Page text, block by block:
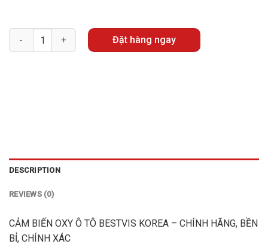
Đặt hàng ngay
DESCRIPTION
REVIEWS (0)
CẢM BIẾN OXY Ô TÔ BESTVIS KOREA – CHÍNH HÃNG, BỀN
BỈ, CHÍNH XÁC